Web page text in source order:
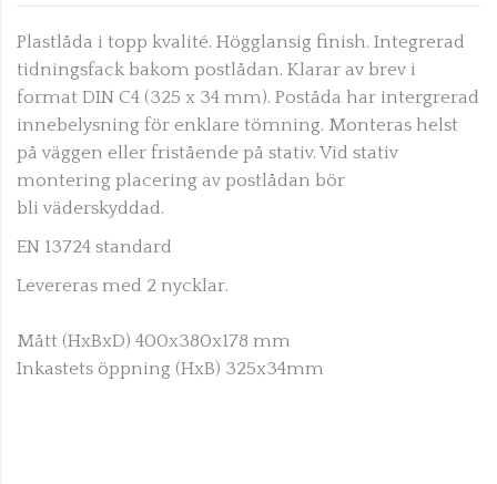
Plastlåda i topp kvalité. Högglansig finish. Integrerad
tidningsfack bakom postlådan. Klarar av brev i
format DIN C4 (325 x 34 mm). Poståda har intergrerad
innebelysning för enklare tömning. Monteras helst
på väggen eller fristående på stativ. Vid stativ
montering placering av postlådan bör
bli väderskyddad.
EN 13724 standard
Levereras med 2 nycklar.
Mått (HxBxD) 400x380x178 mm
Inkastets öppning (HxB) 325x34mm